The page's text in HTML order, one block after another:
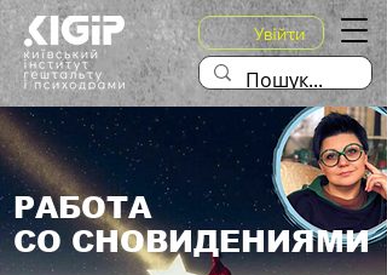
Увійти
РАБОТА
СО СНОВИДЕНИЯМИ